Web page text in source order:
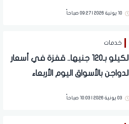
10 يونية 2026 | 09:27 صباحاً
خدمات
الكيلو بـ120 جنيها.. قفزة في أسعار
الدواجن بالأسواق اليوم الأربعاء
03 يونية 2026 | 10:03 صباحاً